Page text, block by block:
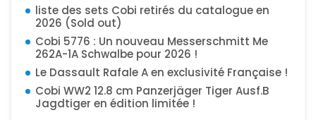
liste des sets Cobi retirés du catalogue en
2026 (Sold out)
Cobi 5776 : Un nouveau Messerschmitt Me
262A-1A Schwalbe pour 2026 !
Le Dassault Rafale A en exclusivité Française !
Cobi WW2 12.8 cm Panzerjäger Tiger Ausf.B
Jagdtiger en édition limitée !